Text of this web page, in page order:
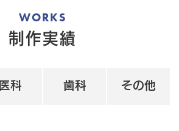
WORKS
制作実績
医科 歯科 その他